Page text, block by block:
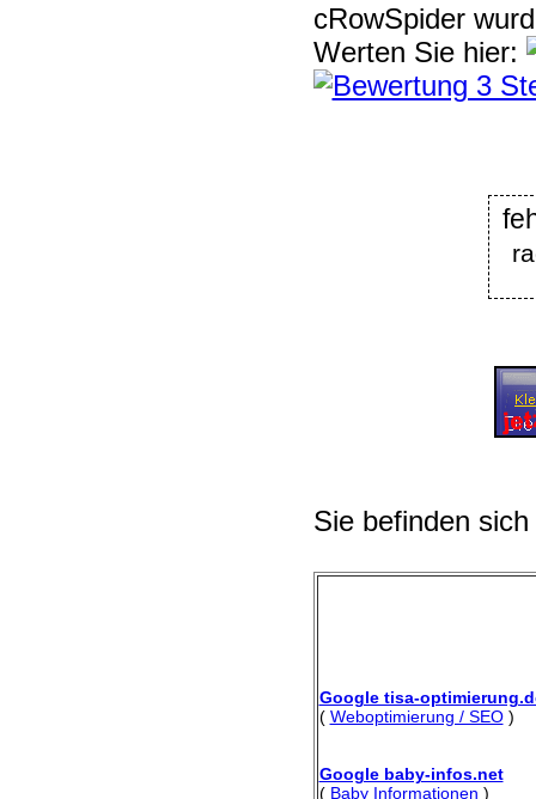
cRowSpider
Werten Sie hier:
Sie befinden
Google tisa-
( Weboptimierung / SEO)
Google baby-infos.net
( Baby Informationen )